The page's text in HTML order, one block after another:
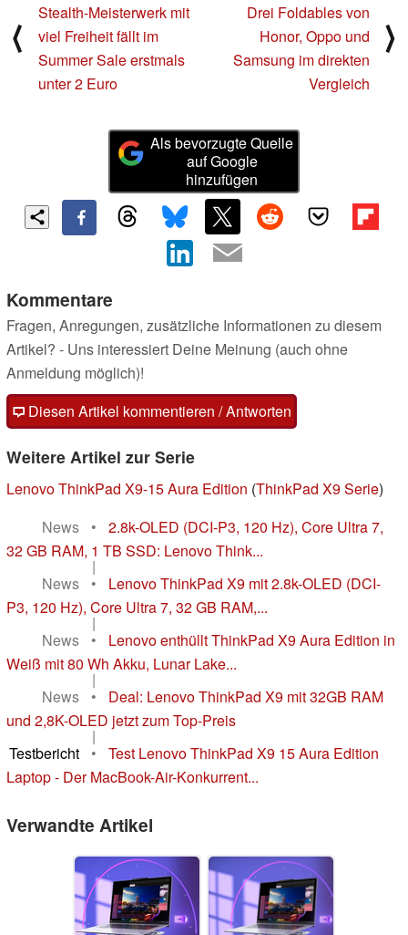
⟨
Stealth-Meisterwerk mit
viel Freiheit fällt im
Summer Sale erstmals
unter 2 Euro
Drei Foldables von
Honor, Oppo und
Samsung im direkten
Vergleich
⟩
Als bevorzugte Quelle
auf Google
hinzufügen
Kommentare
Fragen, Anregungen, zusätzliche Informationen zu diesem
Artikel? - Uns interessiert Deine Meinung (auch ohne
Anmeldung möglich)!
Diesen Artikel kommentieren / Antworten
Weitere Artikel zur Serie
Lenovo ThinkPad X9-15 Aura Edition (ThinkPad X9 Serie)
News
•
2.8k-OLED (DCI-P3, 120 Hz), Core Ultra 7,
32 GB RAM, 1 TB SSD: Lenovo Think...
|
News
•
Lenovo ThinkPad X9 mit 2.8k-OLED (DCI-
P3, 120 Hz), Core Ultra 7, 32 GB RAM,...
|
News
•
Lenovo enthüllt ThinkPad X9 Aura Edition in
Weiß mit 80 Wh Akku, Lunar Lake...
|
News
•
Deal: Lenovo ThinkPad X9 mit 32GB RAM
und 2,8K-OLED jetzt zum Top-Preis
|
Testbericht
•
Test Lenovo ThinkPad X9 15 Aura Edition
Laptop - Der MacBook-Air-Konkurrent...
Verwandte Artikel